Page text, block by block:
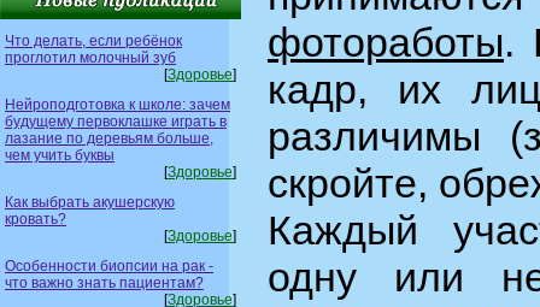
Что делать, если ребёнок
проглотил молочный зуб
[Здоровье]
Нейроподготовка к школе: зачем
будущему первоклашке играть в
лазание по деревьям больше,
чем учить буквы
[Здоровье]
Как выбрать акушерскую
кровать?
[Здоровье]
Особенности биопсии на рак -
что важно знать пациентам?
[Здоровье]
фотоработы.
кадр, их
различимы
скройте,
Каждый
одну или